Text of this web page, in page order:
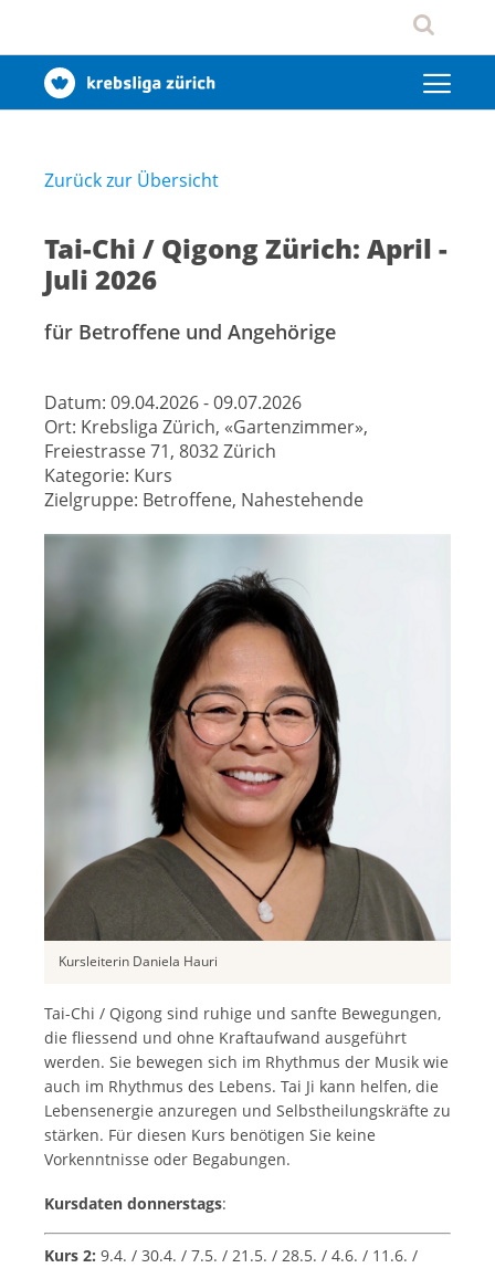
Zurück zur Übersicht
Tai-Chi / Qigong Zürich: April -
Juli 2026
für Betroffene und Angehörige
Datum: 09.04.2026 - 09.07.2026
Ort: Krebsliga Zürich, «Gartenzimmer»,
Freiestrasse 71, 8032 Zürich
Kategorie: Kurs
Zielgruppe: Betroffene, Nahestehende
Kursleiterin Daniela Hauri
Tai-Chi / Qigong sind ruhige und sanfte Bewegungen,
die fliessend und ohne Kraftaufwand ausgeführt
werden. Sie bewegen sich im Rhythmus der Musik wie
auch im Rhythmus des Lebens. Tai Ji kann helfen, die
Lebensenergie anzuregen und Selbstheilungskräfte zu
stärken. Für diesen Kurs benötigen Sie keine
Vorkenntnisse oder Begabungen.
Kursdaten donnerstags:
Kurs 2: 9.4. / 30.4. / 7.5. / 21.5. / 28.5. / 4.6. / 11.6. /